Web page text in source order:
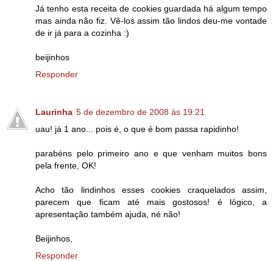
Já tenho esta receita de cookies guardada há algum tempo
mas ainda não fiz. Vê-los assim tão lindos deu-me vontade
de ir já para a cozinha :)
beijinhos
Responder
Laurinha 5 de dezembro de 2008 às 19:21
uau! já 1 ano... pois é, o que é bom passa rapidinho!
parabéns pelo primeiro ano e que venham muitos bons
pela frente, OK!
Acho tão lindinhos esses cookies craquelados assim,
parecem que ficam até mais gostosos! é lógico, a
apresentação também ajuda, né não!
Beijinhos,
Responder